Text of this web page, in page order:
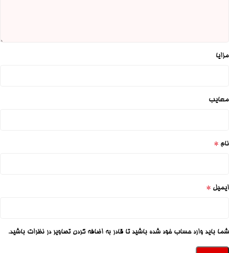
مزایا
معایب
نام *
ایمیل *
شما باید وارد حساب خود شده باشید تا قادر به اضافه کردن تصاویر در نظرات باشید.